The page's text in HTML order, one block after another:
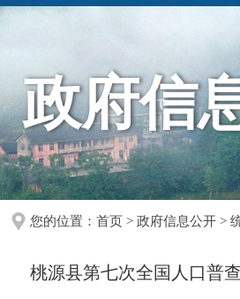
政府信
您的位置： 首页 > 政府信息公开 >
桃源县第七次全国人口普